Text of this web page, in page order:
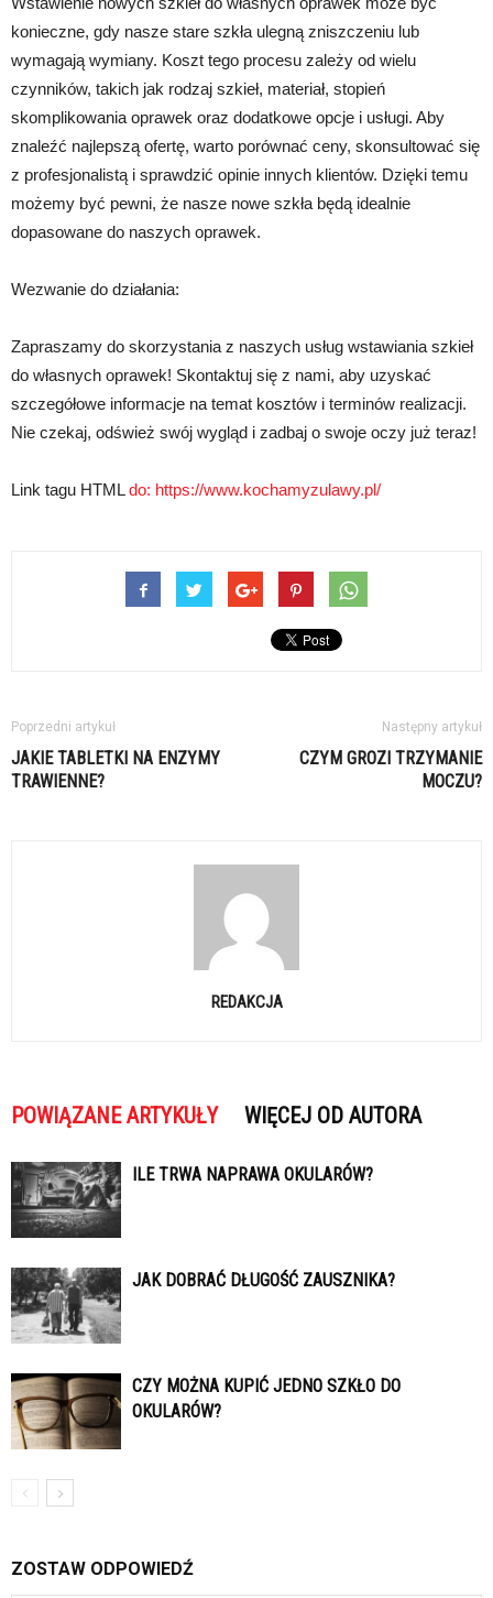
konieczne, gdy nasze stare szkła ulegną zniszczeniu lub
wymagają wymiany. Koszt tego procesu zależy od wielu
czynników, takich jak rodzaj szkieł, materiał, stopień
skomplikowania oprawek oraz dodatkowe opcje i usługi. Aby
znaleźć najlepszą ofertę, warto porównać ceny, skonsultować się
z profesjonalistą i sprawdzić opinie innych klientów. Dzięki temu
możemy być pewni, że nasze nowe szkła będą idealnie
dopasowane do naszych oprawek.
Wezwanie do działania:
Zapraszamy do skorzystania z naszych usług wstawiania szkieł
do własnych oprawek! Skontaktuj się z nami, aby uzyskać
szczegółowe informacje na temat kosztów i terminów realizacji.
Nie czekaj, odśwież swój wygląd i zadbaj o swoje oczy już teraz!
Link tagu HTMLdo: https://www.kochamyzulawy.pl/
Poprzedni artykuł
JAKIE TABLETKI NA ENZYMY
TRAWIENNE?
Następny artykuł
CZYM GROZI TRZYMANIE
MOCZU?
REDAKCJA
POWIĄZANE ARTYKUŁY WIĘCEJ OD AUTORA
ILE TRWA NAPRAWA OKULARÓW?
JAK DOBRAĆ DŁUGOŚĆ ZAUSZNIKA?
CZY MOŻNA KUPIĆ JEDNO SZKŁO DO
OKULARÓW?
ZOSTAW ODPOWIEDŹ